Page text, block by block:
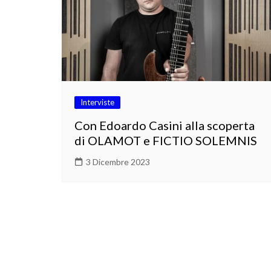
Interviste
Con Edoardo Casini alla scoperta
di OLAMOT e FICTIO SOLEMNIS
3 Dicembre 2023